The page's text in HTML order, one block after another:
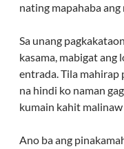
nating mapahaba
Sa unang
kasama, mabigat ang
entrada. Tila mahirap
na hindi ko naman
kumain kahit malinaw
Ano ba ang